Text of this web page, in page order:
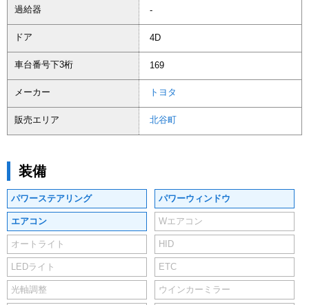
過給器 -
ドア 4D
車台番号下3桁 169
メーカー トヨタ
販売エリア 北谷町
装備
パワーステアリング パワーウィンドウ
エアコン Wエアコン
オートライト HID
LEDライト ETC
光軸調整 ウインカーミラー